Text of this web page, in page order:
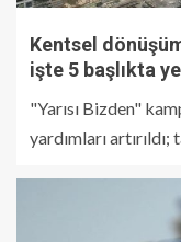
Kentsel
işte 5 başlıkta
"Yarısı Bizden"
yardımları